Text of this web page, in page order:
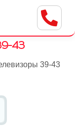
8a
43
39-43